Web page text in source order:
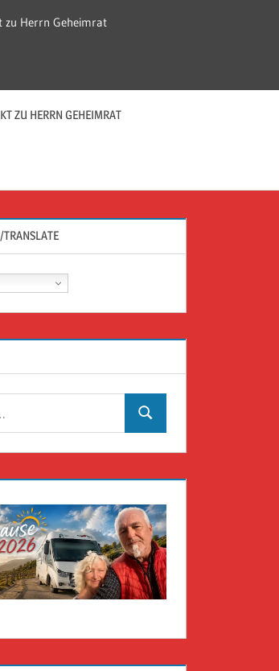
zu Herrn Geheimrat
ZU HERRN GEHEIMRAT
TRANSLATE
Suchen